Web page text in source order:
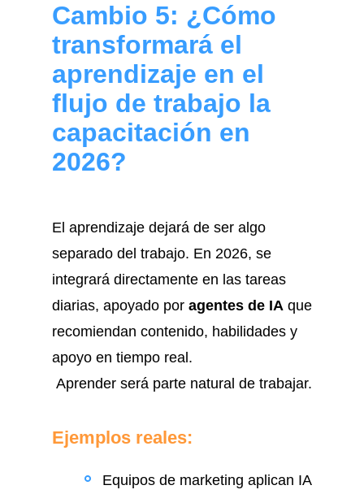
Cambio 5: ¿Cómo
transformará el
aprendizaje en el
flujo de trabajo la
capacitación en
2026?
El aprendizaje dejará de ser algo
separado del trabajo. En 2026, se
integrará directamente en las tareas
diarias, apoyado por agentes de IA que
recomiendan contenido, habilidades y
apoyo en tiempo real.
Aprender será parte natural de trabajar.
Ejemplos reales:
Equipos de marketing aplican IA